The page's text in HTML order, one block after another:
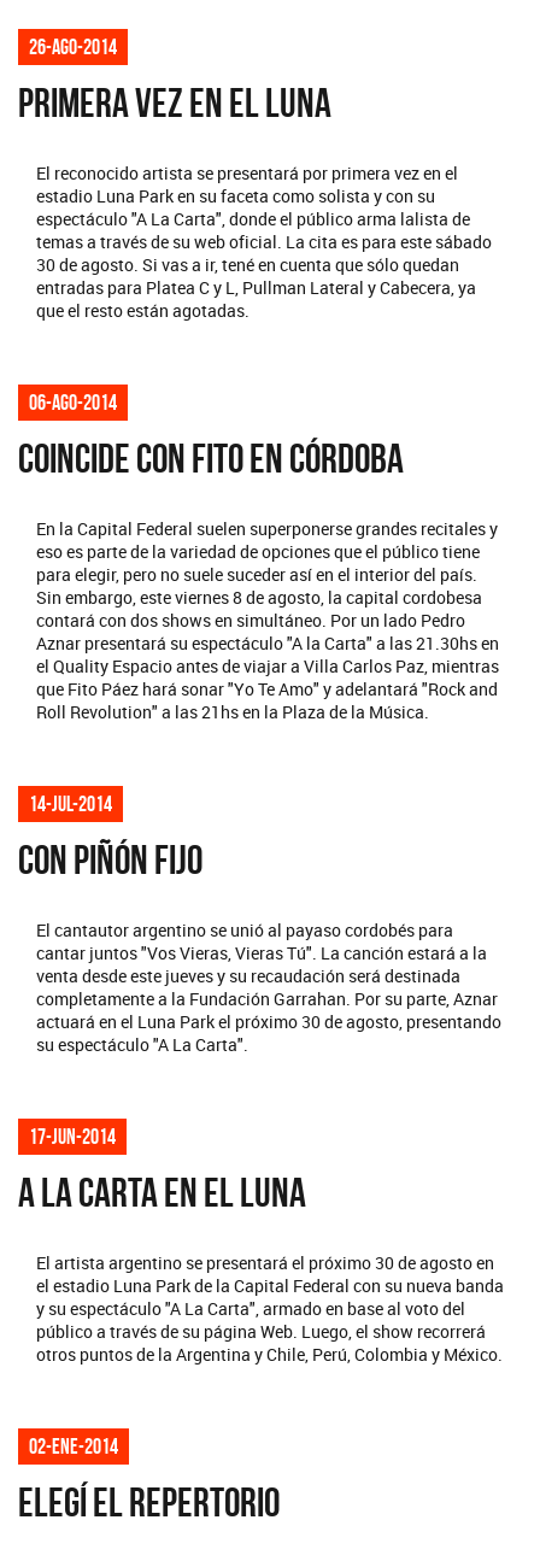
26-ago-2014
PRIMERA VEZ EN EL LUNA
El reconocido artista se presentará por primera vez en el
estadio Luna Park en su faceta como solista y con su
espectáculo "A La Carta", donde el público arma lalista de
temas a través de su web oficial. La cita es para este sábado
30 de agosto. Si vas a ir, tené en cuenta que sólo quedan
entradas para Platea C y L, Pullman Lateral y Cabecera, ya
que el resto están agotadas.
06-ago-2014
COINCIDE CON FITO EN CÓRDOBA
En la Capital Federal suelen superponerse grandes recitales y
eso es parte de la variedad de opciones que el público tiene
para elegir, pero no suele suceder así en el interior del país.
Sin embargo, este viernes 8 de agosto, la capital cordobesa
contará con dos shows en simultáneo. Por un lado Pedro
Aznar presentará su espectáculo "A la Carta" a las 21.30hs en
el Quality Espacio antes de viajar a Villa Carlos Paz, mientras
que Fito Páez hará sonar "Yo Te Amo" y adelantará "Rock and
Roll Revolution" a las 21hs en la Plaza de la Música.
14-jul-2014
CON PIÑÓN FIJO
El cantautor argentino se unió al payaso cordobés para
cantar juntos "Vos Vieras, Vieras Tú". La canción estará a la
venta desde este jueves y su recaudación será destinada
completamente a la Fundación Garrahan. Por su parte, Aznar
actuará en el Luna Park el próximo 30 de agosto, presentando
su espectáculo "A La Carta".
17-jun-2014
A LA CARTA EN EL LUNA
El artista argentino se presentará el próximo 30 de agosto en
el estadio Luna Park de la Capital Federal con su nueva banda
y su espectáculo "A La Carta", armado en base al voto del
público a través de su página Web. Luego, el show recorrerá
otros puntos de la Argentina y Chile, Perú, Colombia y México.
02-ene-2014
ELEGÍ EL REPERTORIO